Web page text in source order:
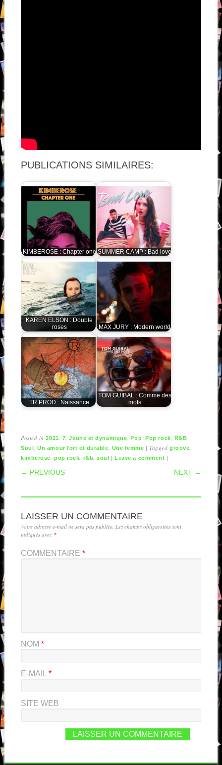
PUBLICATIONS SIMILAIRES:
KIMBEROSE : Chapter one SUMMER CAMP : Bad love
KAREN ELSON : Double
roses
MAX JURY : Modern world
TR PROD : Naissance
TOM GUIBAL : Comme des
mots
Posted in2021, 7,Jeune et dynamique,Pop,Pop rock, R&B,
Soul,Un amour fort et durable, Une femme |Taggedgroove,
kimberose,pop rock, r&b,soul |Leave a comment |
POST NAVIGATION
← PREVIOUS NEXT →
LAISSER UN COMMENTAIRE
Votre adresse e-mail ne sera pas publiée. Les champs obligatoires sont
indiqués avec *
COMMENTAIRE *
NOM *
E-MAIL *
SITE WEB